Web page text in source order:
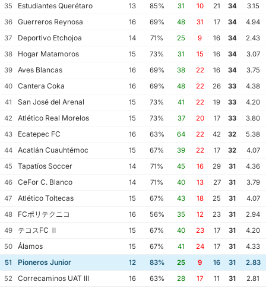
35
Estudiantes Querétaro 13 85% 31 10 21 34
3.15
36
Guerreros Reynosa 16 69% 48 31 17 34
4.94
37
Deportivo Etchojoa 14 71% 25 9 16 34
2.43
38
Hogar Matamoros 15 73% 31 15 16 34
3.07
39
Aves Blancas 16 69% 38 22 16 34
3.75
40
Cantera Coka 16 69% 48 22 26 33
4.38
41
San José del Arenal 15 73% 41 22 19 33
4.20
42
Atlético Real Morelos 15 73% 37 20 17 33
3.80
43
Ecatepec FC 16 63% 64 22 42 32
5.38
44
Acatlán Cuauhtémoc 15 67% 39 22 17 32
4.07
45
Tapatíos Soccer 14 71% 45 16 29 31
4.36
46
CeFor C. Blanco 14 71% 40 13 27 31
3.79
47
Atlético Toltecas 15 67% 43 18 25 31
4.07
48
FCポリテクニコ 16 56% 35 12 23 31
2.94
49
テコスFC Ⅱ 15 67% 40 23 17 31
4.20
50
Álamos 15 67% 41 24 17 31
4.33
51
Pioneros Junior 12 83% 25 9 16 31
2.83
52
Correcaminos UAT III 16 63% 28 17 11 31
2.81